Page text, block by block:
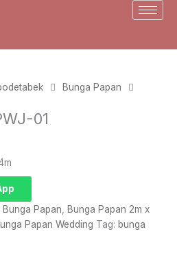
Bunga Papan
01
Bunga Papan
Bunga Papan 2m x
Papan Wedding Tag: bunga